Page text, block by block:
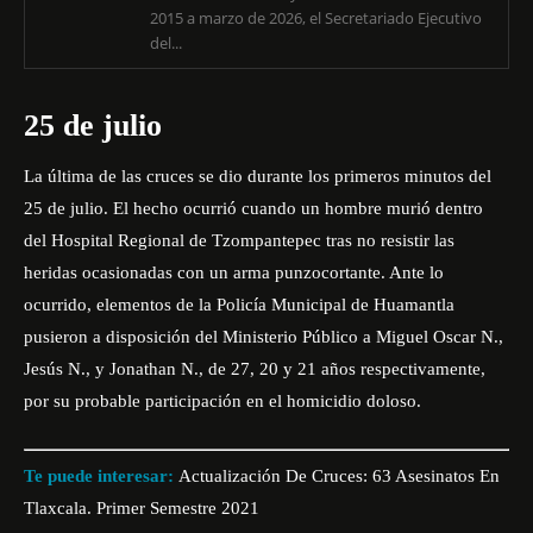
2015 a marzo de 2026, el Secretariado Ejecutivo
del...
25 de julio
La última de las cruces se dio durante los primeros minutos del
25 de julio. El hecho ocurrió cuando un hombre murió dentro
del Hospital Regional de Tzompantepec tras no resistir las
heridas ocasionadas con un arma punzocortante. Ante lo
ocurrido, elementos de la Policía Municipal de Huamantla
pusieron a disposición del Ministerio Público a Miguel Oscar N.,
Jesús N., y Jonathan N., de 27, 20 y 21 años respectivamente,
por su probable participación en el homicidio doloso.
Te puede interesar: Actualización De Cruces: 63 Asesinatos En
Tlaxcala. Primer Semestre 2021